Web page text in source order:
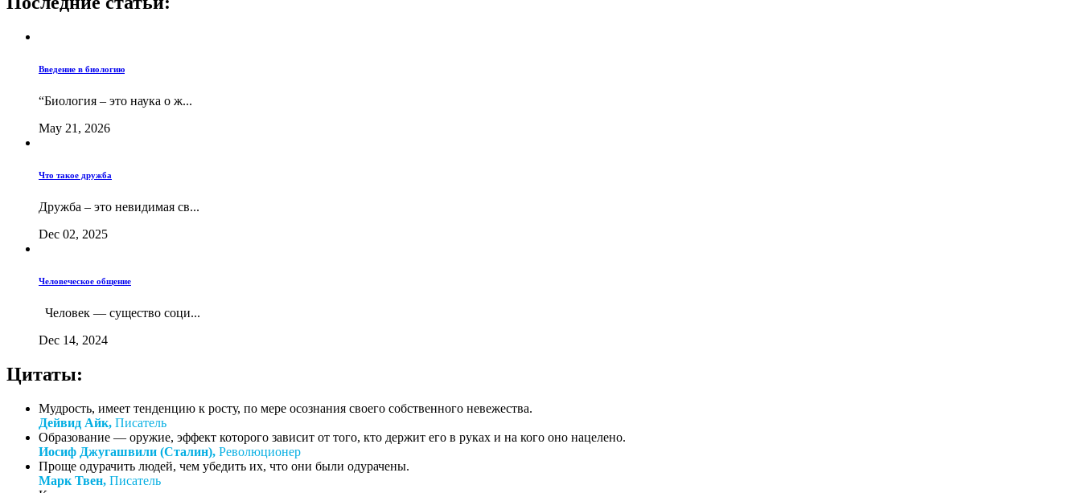
Введение в биологию
“Биология – это наука о ж...
May 21, 2026
Что такое дружба
Дружба – это невидимая св...
Dec 02, 2025
Человеческое общение
Человек — существо соци...
Dec 14, 2024
Цитаты:
Мудрость, имеет тенденцию к росту, по мере осознания своего собственного невежества.
Дейвид Айк, Писатель
Образование — оружие, эффект которого зависит от того, кто держит его в руках и на кого оно нацелено.
Иосиф Джугашвили (Сталин), Революционер
Проще одурачить людей, чем убедить их, что они были одурачены.
Марк Твен, Писатель